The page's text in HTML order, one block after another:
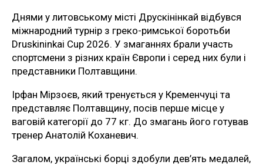
Днями у литовському місті Друскінінкай відбувся
міжнародний турнір з греко-римської боротьби
Druskininkai Cup 2026. У змаганнях брали участь
спортсмени з різних країн Європи і серед них були і
представники Полтавщини.
Ірфан Мірзоєв, який тренується у Кременчуці та
представляє Полтавщину, посів перше місце у
ваговій категорії до 77 кг. До змагань його готував
тренер Анатолій Коханевич.
Загалом, українські борці здобули дев’ять медалей,